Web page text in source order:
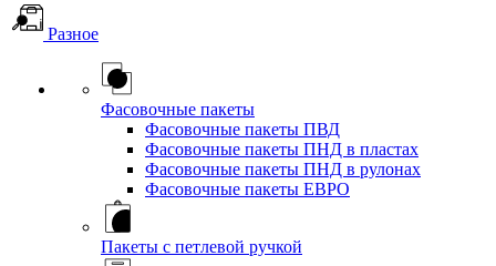
Разное
Фасовочные пакеты
Фасовочные пакеты ПВД
Фасовочные пакеты ПНД в пластах
Фасовочные пакеты ПНД в рулонах
Фасовочные пакеты ЕВРО
Пакеты с петлевой ручкой